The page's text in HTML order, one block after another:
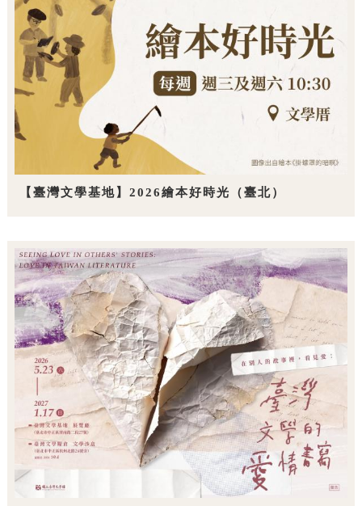
【臺灣文學基地】2026繪本好時光（臺北）